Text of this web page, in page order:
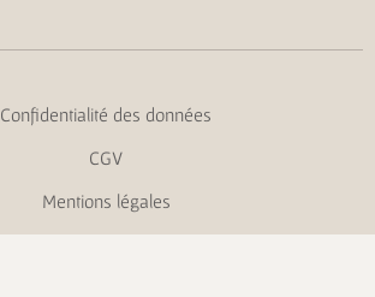
Confidentialité des données
CGV
Mentions légales